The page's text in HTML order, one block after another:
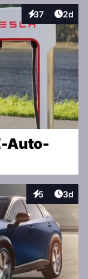
37
Interaktionen
2d
Auto-
5
Interaktionen
3d